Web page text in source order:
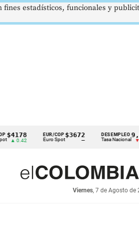
EUR/COP
Euro Spot
$3672
—
DESEMPLEO
Tasa Nacional
9,9 %
▼ 0.30
Viernes, 7 de Agosto de
estadísticos, funcionales y